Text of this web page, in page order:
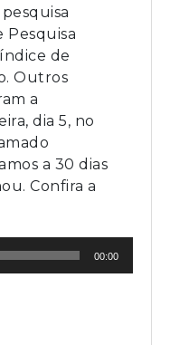
de
Outros
a
dia 5, no
a 30 dias
Confira a
00:00